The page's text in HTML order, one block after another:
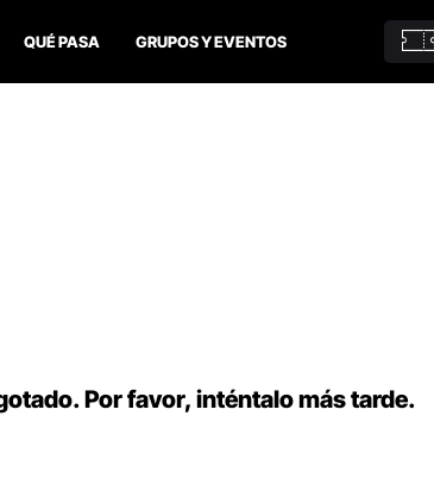
QUÉ PASA GRUPOS Y EVENTOS
Por favor, inténtalo más tarde.